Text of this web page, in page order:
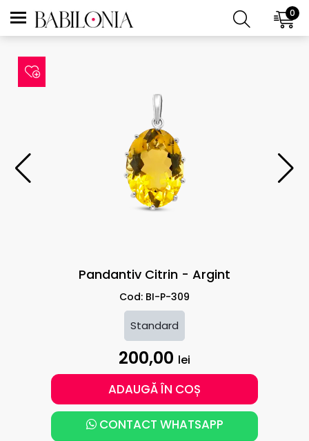
0
Pandantiv Citrin - Argint
Cod: BI-P-309
Standard
200,00 lei
ADAUGĂ ÎN COȘ
CONTACT WHATSAPP